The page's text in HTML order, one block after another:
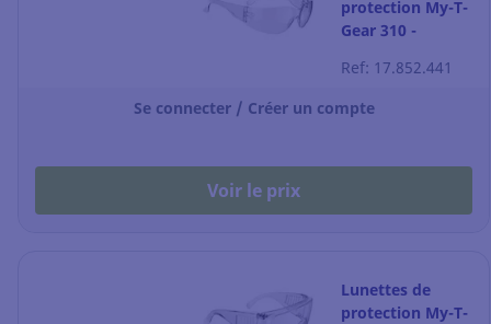
protection My-T-
Gear 310 -
Ref: 17.852.441
Se connecter / Créer un compte
Voir le prix
Lunettes de
protection My-T-